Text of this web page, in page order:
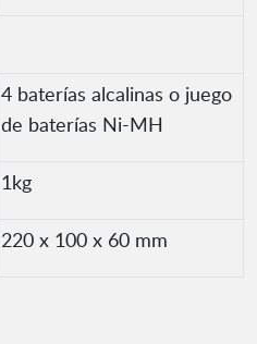
4 baterías alcalinas o juego
de baterías Ni-MH
1kg
220 x 100 x 60 mm